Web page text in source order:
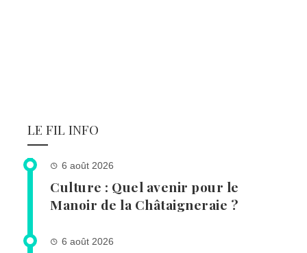
LE FIL INFO
6 août 2026
Culture : Quel avenir pour le
Manoir de la Châtaigneraie ?
6 août 2026